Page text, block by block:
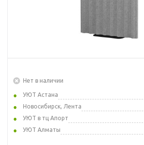
Нет в наличии
УЮТ Астана
Новосибирск, Лента
УЮТ в тц Апорт
УЮТ Алматы